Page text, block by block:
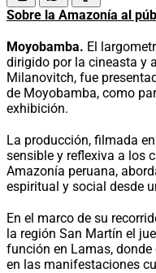
Sobre la Amazonía al
Moyobamba. El
dirigido por la cineasta y
Milanovitch, fue
de Moyobamba, como
exhibición.
La producción, filmada
sensible y reflexiva a los
Amazonía peruana,
espiritual y social desde
En el marco de su
la región San Martín el
función en Lamas,
en las manifestaciones